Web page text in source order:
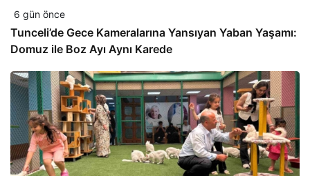
6 gün önce
Tunceli’de Gece Kameralarına Yansıyan Yaban Yaşamı:
Domuz ile Boz Ayı Aynı Karede